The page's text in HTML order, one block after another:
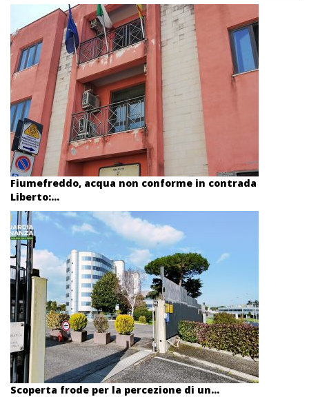
Fiumefreddo, acqua non conforme in contrada
Liberto:...
Scoperta frode per la percezione di un...